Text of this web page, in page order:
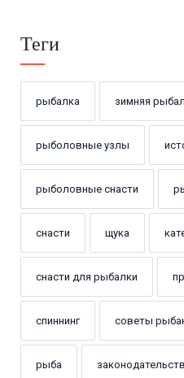
Теги
рыбалка зимняя
рыболовные узлы
рыболовные снасти
снасти щука
снасти для рыбалки
спиннинг советы
рыба